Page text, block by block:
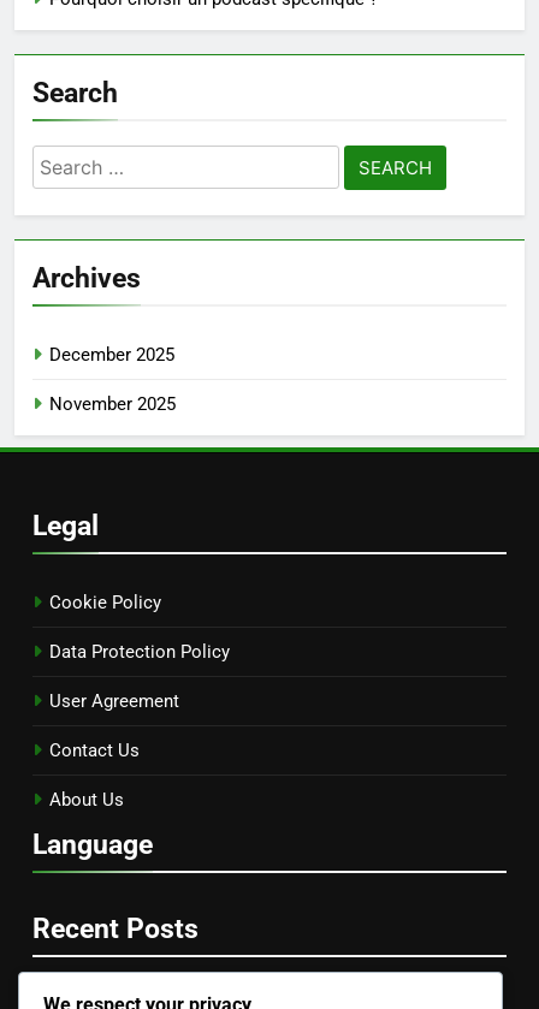
Search
Search
for:
Archives
December 2025
November 2025
Legal
Cookie Policy
Data Protection Policy
User Agreement
Contact Us
About Us
Language
Recent Posts
We respect your privacy